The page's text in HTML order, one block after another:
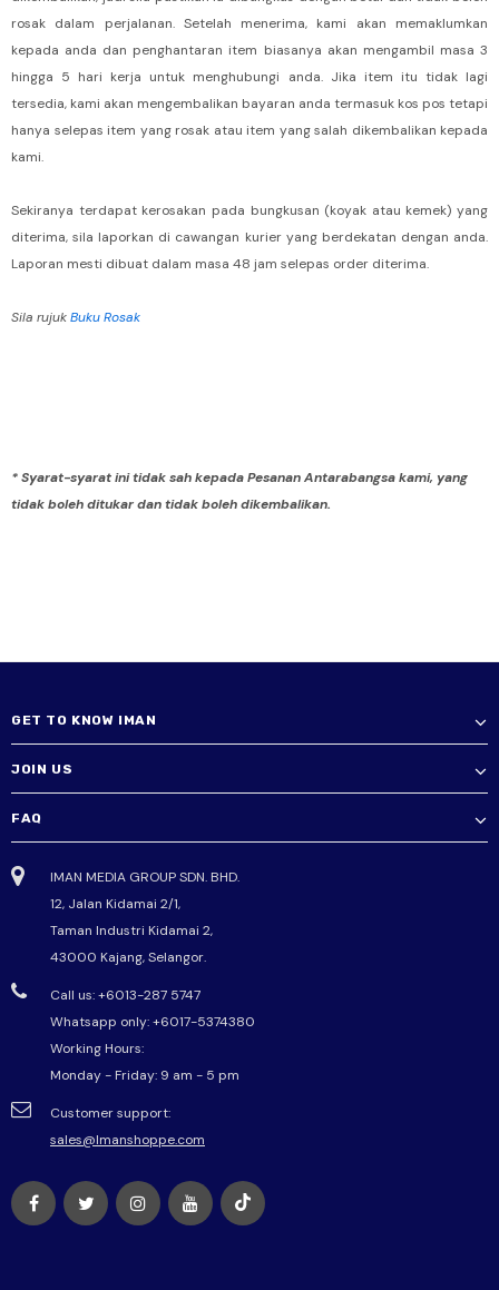
rosak dalam perjalanan. Setelah menerima, kami akan memaklumkan
kepada anda dan penghantaran item biasanya akan mengambil masa 3
hingga 5 hari kerja untuk menghubungi anda. Jika item itu tidak lagi
tersedia, kami akan mengembalikan bayaran anda termasuk kos pos tetapi
hanya selepas item yang rosak atau item yang salah dikembalikan kepada
kami.
Sekiranya terdapat kerosakan pada bungkusan (koyak atau kemek) yang
diterima, sila laporkan di cawangan kurier yang berdekatan dengan anda.
Laporan mesti dibuat dalam masa 48 jam selepas order diterima.
Sila rujukBuku Rosak
* Syarat-syarat ini tidak sah kepada Pesanan Antarabangsa kami, yang
tidak boleh ditukar dan tidak boleh dikembalikan.
GET TO KNOW IMAN
JOIN US
FAQ
IMAN MEDIA GROUP SDN. BHD.
12, Jalan Kidamai 2/1,
Taman Industri Kidamai 2,
43000 Kajang, Selangor.
Call us: +6013-287 5747
Whatsapp only:+6017-5374380
Working Hours:
Monday - Friday: 9 am - 5 pm
Customer support:
sales@Imanshoppe.com